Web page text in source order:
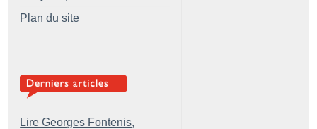
Plan du site
Lire Georges Fontenis,